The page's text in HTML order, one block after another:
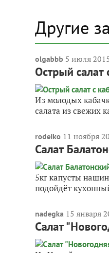
Другие
olgabbb 5 июля
Острый салат
Из молодых
салата из свежих
rodeiko 11 ноября
Салат
5кг капусты
подойдёт
nadegka 15 января
Салат